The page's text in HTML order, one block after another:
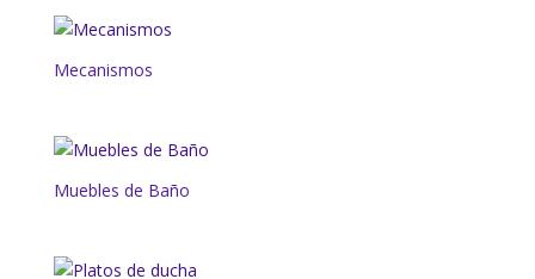
Mecanismos
Muebles de Baño